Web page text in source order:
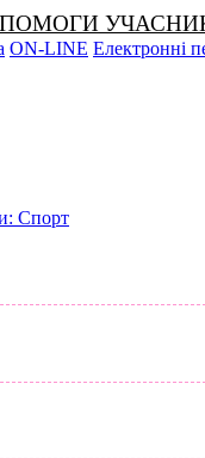
УЧАСНИКАМ
ON-LINE Електронні
Спорт